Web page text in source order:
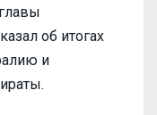
об итогах
и